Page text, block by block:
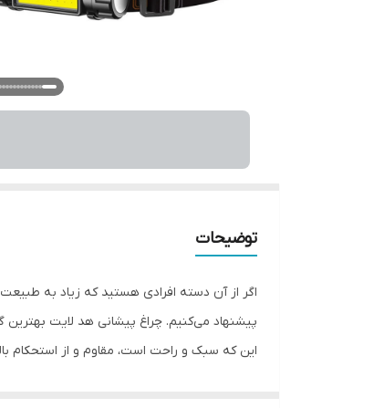
توضیحات
پیشنهاد می‌کنیم. چراغ پیشانی هد لایت بهترین